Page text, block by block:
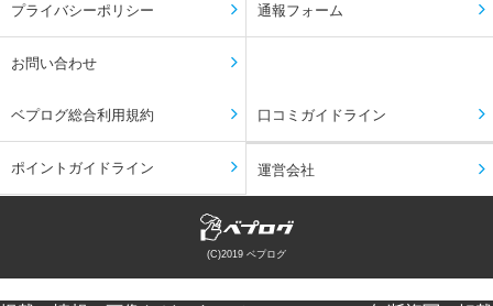
プライバシーポリシー 通報フォーム
お問い合わせ
ベプログ総合利用規約 口コミガイドライン
ポイントガイドライン 運営会社
(C)2019 ベプログ